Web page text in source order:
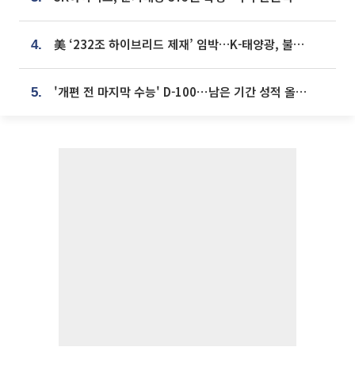
4. 美 ‘232조 하이브리드 제재’ 임박…K-태양광, 불확실성 털고 날개 다나
5. '개편 전 마지막 수능' D-100⋯남은 기간 성적 올릴 전략은